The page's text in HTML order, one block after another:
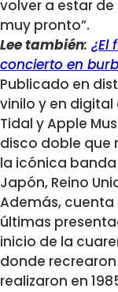
volver a estar
muy pronto”.
Lee también: ¿El
concierto en
Publicado en
vinilo y en
Tidal y Apple
disco doble que
la icónica banda
Japón, Reino
Además, cuenta
últimas
inicio de la
donde
realizaron en